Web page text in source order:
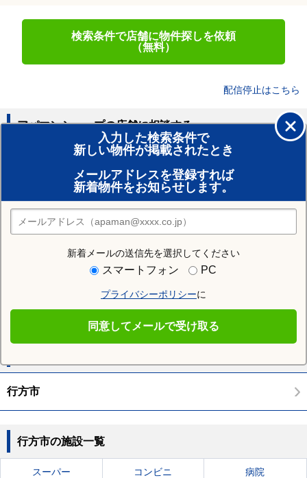
検索条件で店舗に物件探しを依頼
（無料）
配信停止はこちら
入力した検索条件で
新しい物件が掲載されたとき
メールアドレスを登録すれば
新着物件をお知らせします。
新着メールの送信先を選択してください
スマートフォン PC
プライバシーポリシーに
同意してメールで受け取る
アパマンショップの店舗に相談する
賃貸のプロがお部屋探し！
おまかせ物件リクエスト
住みたい街の店舗を探す
店舗検索
周辺の人気エリア
かすみがうら市 桜川市
行方市
行方市の施設一覧
スーパー コンビニ 病院